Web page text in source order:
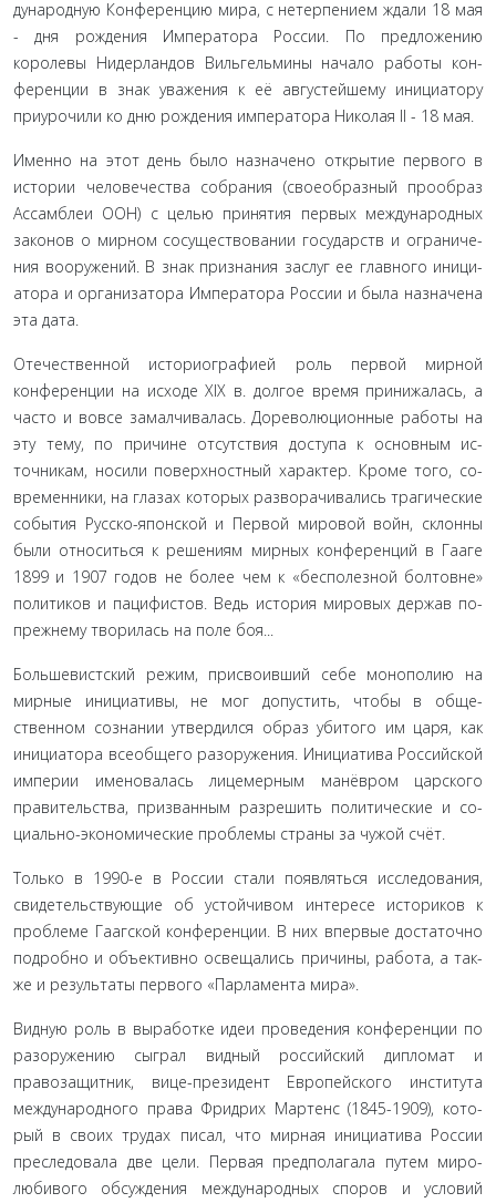
дународную Конференцию мира, с нетерпением ждали 18 мая
- дня рождения Императора России. По предложению
королевы Нидерландов Вильгельмины начало работы кон­
ференции в знак уважения к её августейшему инициатору
приурочили ко дню рождения императора Николая II - 18 мая.
Именно на этот день было назначено открытие перво­го в
истории человечества собрания (своеобразный прообраз
Ассамблеи ООН) с целью принятия первых международных
законов о мирном сосуществовании государств и ограниче­
ния вооружений. В знак признания заслуг ее главного иници­
атора и организатора Императора России и была назначена
эта дата.
Отечественной историографией роль первой мирной
конференции на исходе XIX в. долгое время принижалась, а
часто и вовсе замалчивалась. Дореволюционные работы на
эту тему, по причине отсутствия доступа к основным ис­
точникам, носили поверхностный характер. Кроме того, со­
временники, на глазах которых разворачивались трагические
события Русско-японской и Первой мировой войн, склонны
были относиться к решениям мирных конференций в Гааге
1899 и 1907 годов не более чем к «бесполезной болтовне»
по­литиков и пацифистов. Ведь история мировых держав по-
прежнему творилась на поле боя...
Большевистский режим, присвоивший себе монополию на
мирные инициативы, не мог допустить, чтобы в обще­
ственном сознании утвердился образ убитого им царя, как
инициатора всеобщего разоружения. Инициатива Россий­ской
империи именовалась лицемерным манёвром царского
правительства, призванным разрешить политические и со­
циально-экономические проблемы страны за чужой счёт.
Только в 1990-е в России стали появляться исследования,
свидетельствующие об устойчивом интересе историков к
проблеме Гаагской конференции. В них впервые достаточно
подробно и объективно освещались причины, работа, а так­
же и результаты первого «Парламента мира».
Видную роль в выработке идеи проведения конферен­ции по
разоружению сыграл видный российский дипломат и
правозащитник, вице-президент Европейского института
международного права Фридрих Мартенс (1845-1909), кото­
рый в своих трудах писал, что мирная инициатива России
преследовала две цели. Первая предполагала путем миро­
любивого обсуждения международных споров и условий